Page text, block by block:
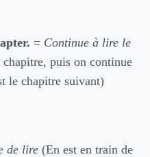
= Continue à lire le
puis on continue
le chapitre suivant)
de lire (En est en train de